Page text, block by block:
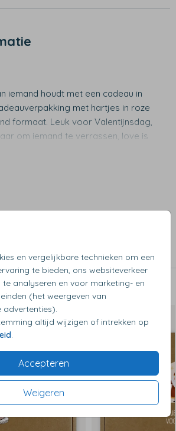
en vergelijkbare technieken om een
te bieden, ons websiteverkeer
te analyseren en voor marketing- en
(het weergeven van
advertenties).
altijd wijzigen of intrekken op
.
Accepteren
Weigeren
iemand houdt met een cadeau in
met hartjes in roze
formaat. Leuk voor Valentijnsdag,
om iemand te verrassen, love is
stevig karton
op basis van het formaat
ook leuk